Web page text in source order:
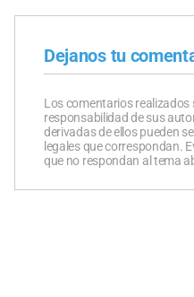
Dejanos tu
Los comentarios realizados
responsabilidad de sus
derivadas de ellos pueden
legales que correspondan.
que no respondan al tema